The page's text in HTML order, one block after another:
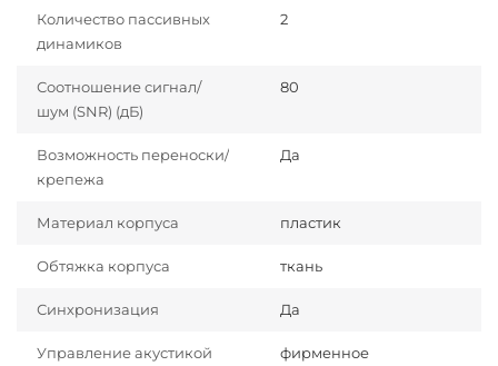
Количество пассивных
динамиков
2
Соотношение сигнал/
шум (SNR) (дБ)
80
Возможность переноски/
крепежа
Да
Материал корпуса пластик
Обтяжка корпуса ткань
Синхронизация Да
Управление акустикой
фирменное